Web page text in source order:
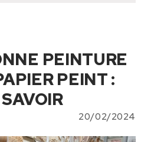
PEINTURE
PEINT :
20/02/2024